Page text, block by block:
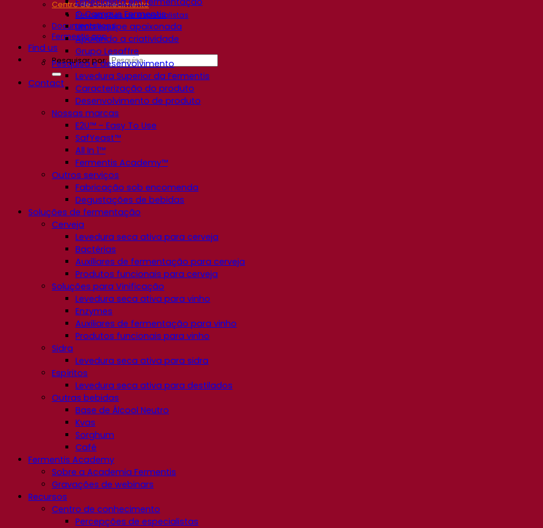
Centro de conhecimento
Percepções de especialistas
Documentations
Fermentis app
Find us
Pesquisar por:
Contact
O Campus Fermentis
Uma equipe apaixonada
Apoiando a criatividade
Grupo Lesaffre
Pesquisa e desenvolvimento
Levedura Superior da Fermentis
Caracterização do produto
Desenvolvimento de produto
Nossas marcas
E2U™ – Easy To Use
SafYeast™
All In 1™
Fermentis Academy™
Outros serviços
Fabricação sob encomenda
Degustações de bebidas
Soluções de fermentação
Cerveja
Levedura seca ativa para cerveja
Bactérias
Auxiliares de fermentação para cerveja
Produtos funcionais para cerveja
Soluções para Vinificação
Levedura seca ativa para vinho
Enzymes
Auxiliares de fermentação para vinho
Produtos funcionais para vinho
Sidra
Levedura seca ativa para sidra
Espíritos
Levedura seca ativa para destilados
Outras bebidas
Base de Álcool Neutro
Kvas
Sorghum
Café
Fermentis Academy
Sobre a Academia Fermentis
Gravações de webinars
Recursos
Centro de conhecimento
Percepções de especialistas